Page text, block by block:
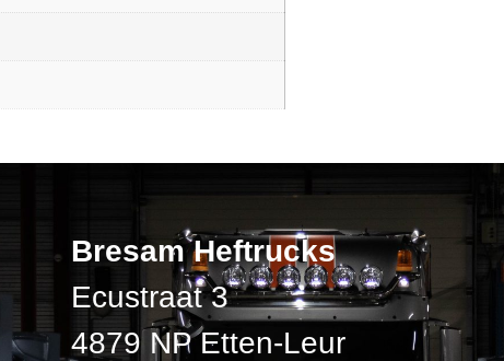
Bresam Heftrucks
Ecustraat 3
4879 NP Etten-Leur